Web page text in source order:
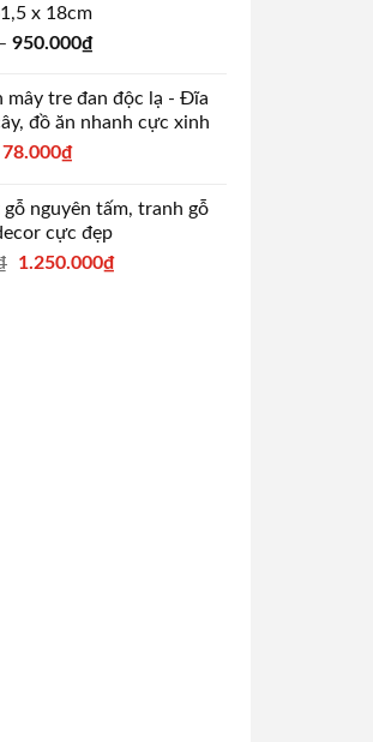
x 18cm
950.000₫
mây tre đan độc lạ - Đĩa
đồ ăn nhanh cực xinh
Original
was:
100.000₫.
78.000₫Current
is:
78.000₫.
gỗ nguyên tấm, tranh gỗ
cực đẹp
Original
1.250.000₫Current